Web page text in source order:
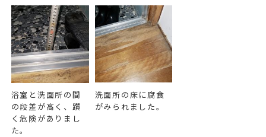
浴室と洗面所の間
の段差が高く、躓
く危険がありまし
た。
洗面所の床に腐食
がみられました。